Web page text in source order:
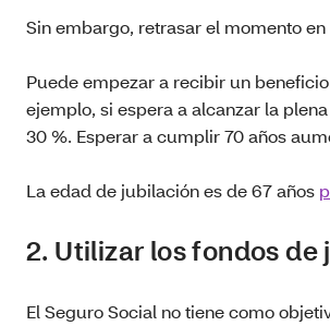
Sin embargo, retrasar el momento
Puede empezar a recibir un
ejemplo, si espera a alcanzar la
30 %. Esperar a cumplir 70 años
La edad de jubilación es de 67 años
2. Utilizar los fondos
El Seguro Social no tiene como